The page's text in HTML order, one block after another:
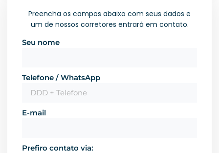
Preencha os campos abaixo com seus dados e
um de nossos corretores entrará em contato.
Seu nome
Telefone / WhatsApp
E-mail
Prefiro contato via: